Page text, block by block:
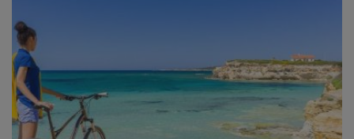
CookieScript
www.latuacasainsardegna.com
6 mesi 5
giorni